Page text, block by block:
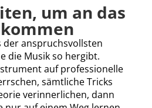
um an das
der anspruchsvollsten
die Musik so hergibt.
auf professionelle
sämtliche Tricks
verinnerlichen, dann